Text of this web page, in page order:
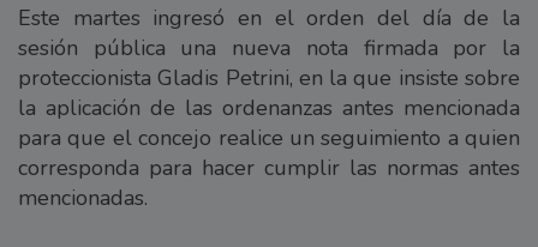
Este martes ingresó en el orden del día de la
sesión pública una nueva nota firmada por la
proteccionista Gladis Petrini, en la que insiste sobre
la aplicación de las ordenanzas antes mencionada
para que el concejo realice un seguimiento a quien
corresponda para hacer cumplir las normas antes
mencionadas.